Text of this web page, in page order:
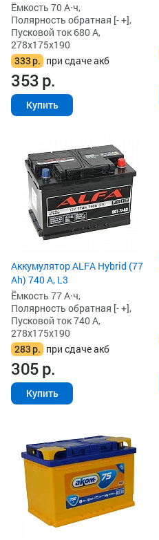
Ёмкость 70 А·ч,
Полярность обратная [- +],
Пусковой ток 680 А,
278x175x190
333р. при сдаче акб
353р.
Купить
Аккумулятор ALFA Hybrid (77
Ah) 740 А, L3
Ёмкость 77 А·ч,
Полярность обратная [- +],
Пусковой ток 740 А,
278x175x190
283р. при сдаче акб
305р.
Купить